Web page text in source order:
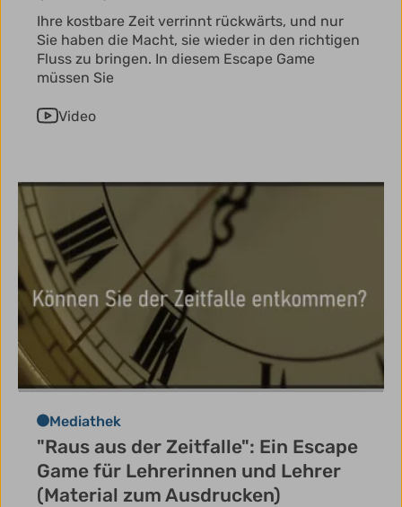
Ihre kostbare Zeit verrinnt rückwärts, und nur
Sie haben die Macht, sie wieder in den richtigen
Fluss zu bringen. In diesem Escape Game
müssen Sie
Video
Mediathek
"Raus aus der Zeitfalle": Ein Escape
Game für Lehrerinnen und Lehrer
(Material zum Ausdrucken)